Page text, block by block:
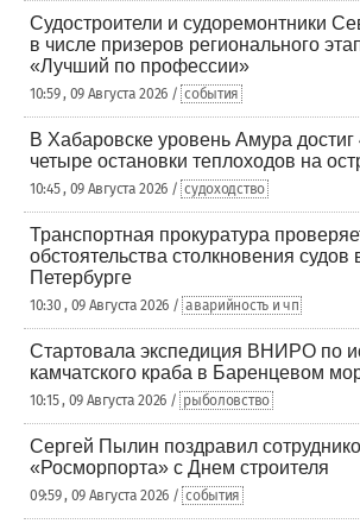
Судостроители и судоремонтники
в числе призеров регионального
«Лучший по профессии»
10:59 , 09 Августа 2026 / события
В Хабаровске уровень Амура
четыре остановки теплоходов на
10:45 , 09 Августа 2026 / судоходство
Транспортная прокуратура
обстоятельства столкновения судов
Петербурге
10:30 , 09 Августа 2026 / аварийность и чп
Стартовала экспедиция ВНИРО по
камчатского краба в Баренцевом
10:15 , 09 Августа 2026 / рыболовство
Сергей Пылин поздравил
«Росморпорта» с Днем строителя
09:59 , 09 Августа 2026 / события